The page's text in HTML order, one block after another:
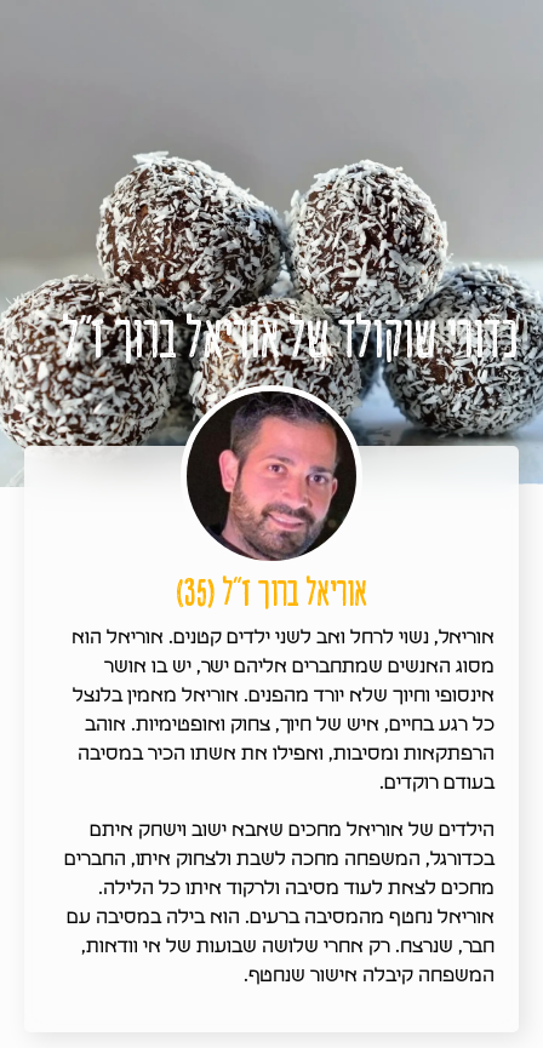
כדורי שוקולד של אוריאל ברוך ז"ל
אוריאל ברוך ז"ל (35)
אוריאל, נשוי לרחל ואב לשני ילדים קטנים. אוריאל הוא
מסוג האנשים שמתחברים אליהם ישר, יש בו אושר
אינסופי וחיוך שלא יורד מהפנים. אוריאל מאמין בלנצל
כל רגע בחיים, איש של חיוך, צחוק ואופטימיות. אוהב
הרפתקאות ומסיבות, ואפילו את אשתו הכיר במסיבה
בעודם רוקדים.
הילדים של אוריאל מחכים שאבא ישוב וישחק איתם
בכדורגל, המשפחה מחכה לשבת ולצחוק איתו, החברים
מחכים לצאת לעוד מסיבה ולרקוד איתו כל הלילה.
אוריאל נחטף מהמסיבה ברעים. הוא בילה במסיבה עם
חבר, שנרצח. רק אחרי שלושה שבועות של אי וודאות,
המשפחה קיבלה אישור שנחטף.